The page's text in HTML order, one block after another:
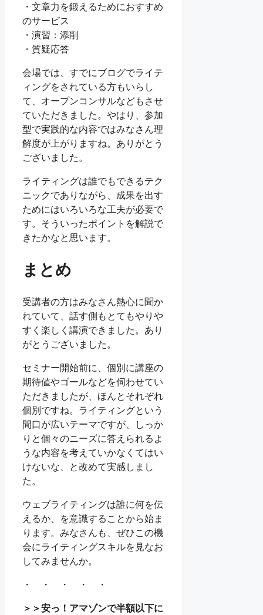
・文章力を鍛えるためにおすすめ
のサービス
・演習：添削
・質疑応答
会場では、すでにブログでライテ
ィングをされている方もいらし
て、オープンコンサルなどもさせ
ていただきました。やはり、参加
型で実践的な内容ではみなさん理
解度が上がりますね。ありがとう
ございました。
ライティングは誰でもできるテク
ニックでありながら、成果を出す
ためにはいろいろな工夫が必要で
す。そういったポイントを解説で
きたかなと思います。
まとめ
受講者の方はみなさん熱心に聞か
れていて、話す側もとてもやりや
すく楽しく講演できました。あり
がとうございました。
セミナー開始前に、個別に講座の
期待値やゴールなどを伺わせてい
ただきましたが、ほんとそれぞれ
個別ですね。ライティングという
間口が広いテーマですが、しっか
りと個々のニーズに答えられるよ
うな内容を考えていかなくてはい
けないな、と改めて実感しまし
た。
ウェブライティングは誰に何を伝
えるか、を意識することから始ま
ります。みなさんも、ぜひこの機
会にライティングスキルを見なお
してみませんか。
・ ・ ・ ・ ・
＞＞安っ！アマゾンで半額以下に